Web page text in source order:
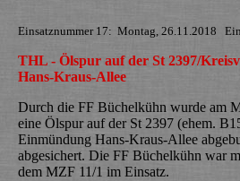
Einsatznummer 17: Montag, 26.11.2018
THL - Ölspur auf der St 2397/
Hans-Kraus-Allee
Durch die FF Büchelkühn wurde am
eine Ölspur auf der St 2397 (ehem.
Einmündung Hans-Kraus-Allee
abgesichert. Die FF Büchelkühn war
dem MZF 11/1 im Einsatz.